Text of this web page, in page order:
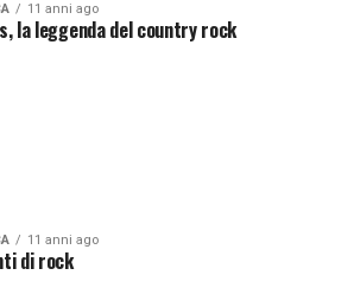
11 anni ago
la leggenda del country rock
11 anni ago
di rock